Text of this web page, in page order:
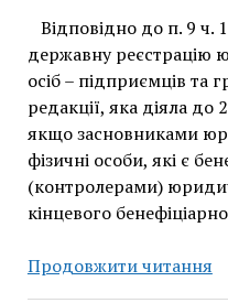
Відповідно до п. 9 ч.
державну реєстрацію
осіб – підприємців та
редакції, яка діяла до
якщо засновниками
фізичні особи, які є
(контролерами)
кінцевого
Продовжити читання